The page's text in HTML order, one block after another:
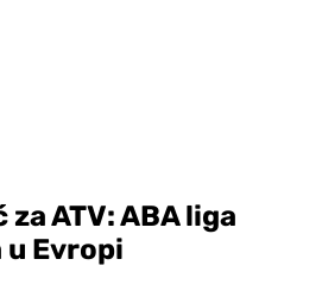
ATV: ABA liga
Evropi